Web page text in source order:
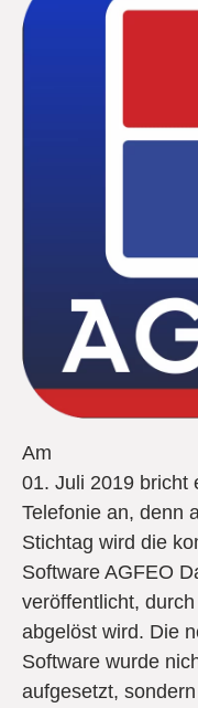
Am
01. Juli 2019 bricht
Telefonie an, denn
Stichtag wird die
Software AGFEO
veröffentlicht,
abgelöst wird. Die
Software wurde
aufgesetzt,